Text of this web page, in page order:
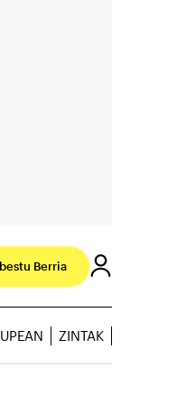
Berria
ZINTAK